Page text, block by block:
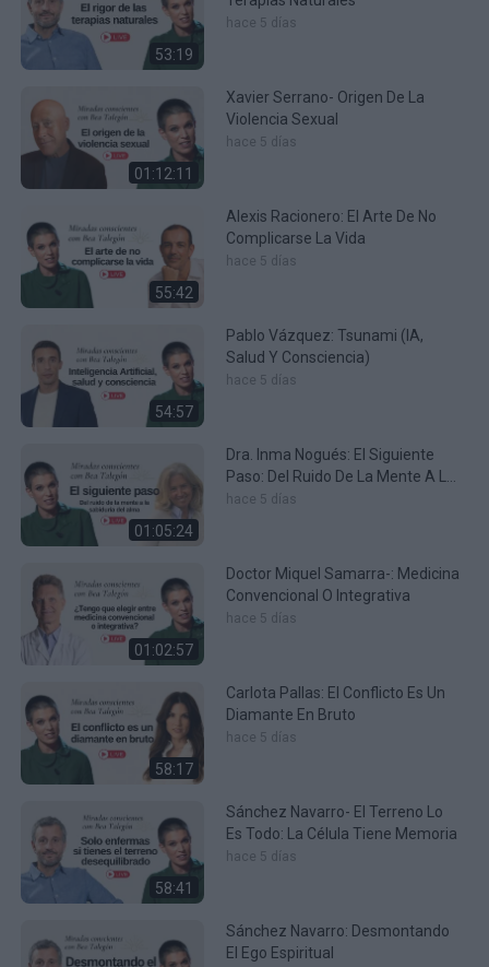
53:19
hace 5 días
01:12:11
Xavier Serrano- Origen De La
Violencia Sexual
hace 5 días
55:42
Alexis Racionero: El Arte De No
Complicarse La Vida
hace 5 días
54:57
Pablo Vázquez: Tsunami (IA,
Salud Y Consciencia)
hace 5 días
01:05:24
Dra. Inma Nogués: El Siguiente
Paso: Del Ruido De La Mente A La
Sabiduría
hace 5 días
01:02:57
Doctor Miquel Samarra-: Medicina
Convencional O Integrativa
hace 5 días
58:17
Carlota Pallas: El Conflicto Es Un
Diamante En Bruto
hace 5 días
58:41
Sánchez Navarro- El Terreno Lo
Es Todo: La Célula Tiene Memoria
hace 5 días
Sánchez Navarro: Desmontando
El Ego Espiritual